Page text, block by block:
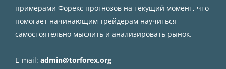
примерами Форекс прогнозов на текущий момент, что
помогает начинающим трейдерам научиться
самостоятельно мыслить и анализировать рынок.
E-mail: admin@torforex.org